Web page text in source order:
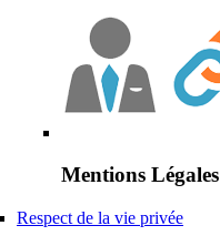
Mentions Légales
Respect de la vie privée